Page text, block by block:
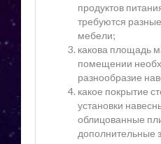
продуктов
требуются
мебели;
какова площадь
помещении
разнообразие
какое покрытие
установки
облицованные
дополнительные